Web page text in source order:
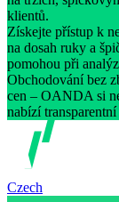
klientů.
Získejte přístup k
na dosah ruky a
pomohou při
Obchodování bez
cen – OANDA si
nabízí transparentní
Czech